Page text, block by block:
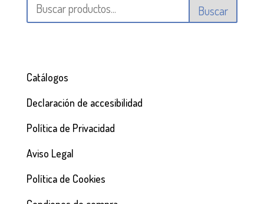
Buscar
Catálogos
Declaración de accesibilidad
Política de Privacidad
Aviso Legal
Política de Cookies